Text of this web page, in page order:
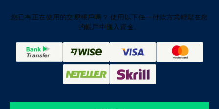
您已有正在使用的交易帳戶嗎？ 使用以下任一付款方式輕鬆在您
的帳戶中匯入資金。